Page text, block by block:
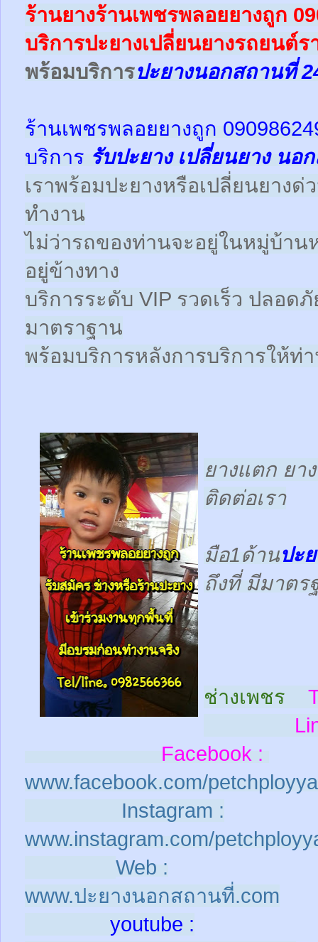
ร้านยางร้านเพชรพลอยยางถูก
บริการปะยางเปลี่ยนยางรถยนต์ร
พร้อมบริการปะยางนอกสถานที่
ร้านเพชรพลอยยางถูก
บริการ รับปะยาง เปลี่ยนยาง นอ
เราพร้อมปะยางหรือเปลี่ยนยาง
ทำงาน
ไม่ว่ารถของท่านจะอยู่ในหมู่บ้า
อยู่ข้างทาง
บริการระดับ VIP รวดเร็ว ปลอด
มาตราฐาน
พร้อมบริการหลังการบริการให้ท่
ยางแตก ยา
ติดต่อเรา
มือ1ด้านปะ
ถึงที่ มีมาตร
ช่างเพชร
Facebook :
www.facebook.com/
Instagram :
www.instagram.com/
Web :
www.ปะยางนอกสถานที่.com
youtube :